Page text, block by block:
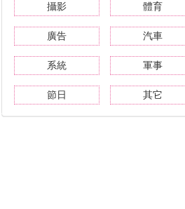
攝影 體育
廣告 汽車
系統 軍事
節日 其它